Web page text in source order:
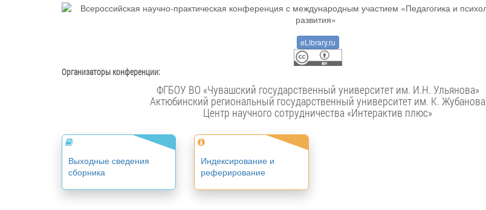
eLibrary.ru
Организаторы конференции:
ФГБОУ ВО «Чувашский государственный университет им. И.Н. Ульянова»
Актюбинский региональный государственный университет им. К. Жубанова
Центр научного сотрудничества «Интерактив плюс»
Выходные сведения
сборника
Индексирование и
реферирование